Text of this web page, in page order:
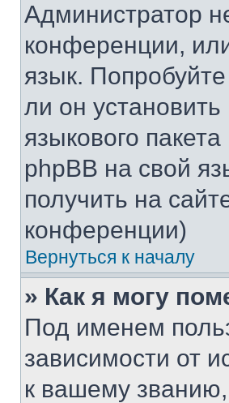
Администратор
конференции,
язык.
ли он
языкового
phpBB на свой
получить на
конференции)
Вернуться к началу
» Как я могу
Под именем
зависимости от
к вашему званию,